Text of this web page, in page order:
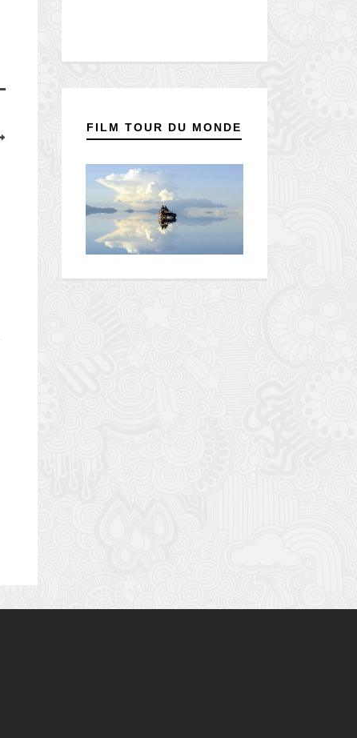
FILM TOUR DU MONDE